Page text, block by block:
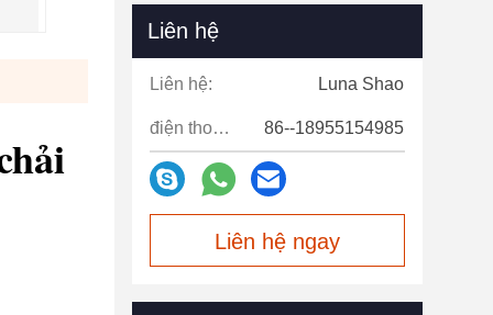
Liên hệ
Liên hệ: Luna Shao
điện thoại: 86--18955154985
Liên hệ ngay